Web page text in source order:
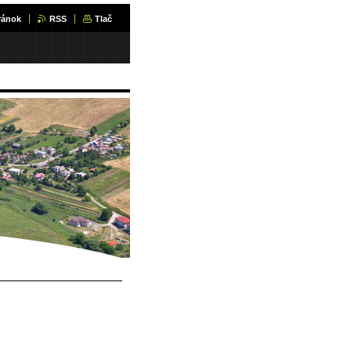
RSS Tlač